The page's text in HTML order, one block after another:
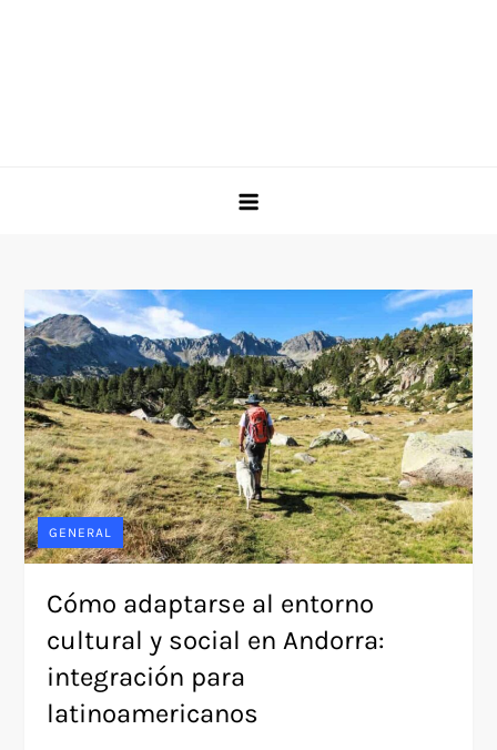
GENERAL
Cómo adaptarse al entorno
cultural y social en Andorra:
integración para
latinoamericanos